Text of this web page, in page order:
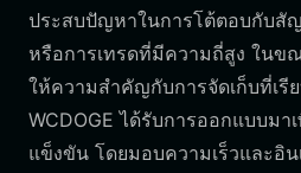
ประสบปัญหาในการโต้ตอบกับ
หรือการเทรดที่มีความถี่สูง ในข
ให้ความสำคัญกับการจัดเก็บที่เรี
WCDOGE ได้รับการออกแบบมา
แข็งขัน โดยมอบความเร็วและอิ